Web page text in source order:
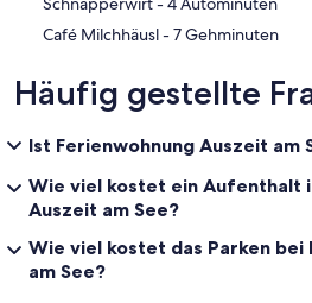
‪Café Milchhäusl - ‬7 Gehminuten
Häufig gestellte
Ist Ferienwohnung Auszeit am
Wie viel kostet ein Aufenthalt
Auszeit am See?
Wie viel kostet das Parken bei
am See?